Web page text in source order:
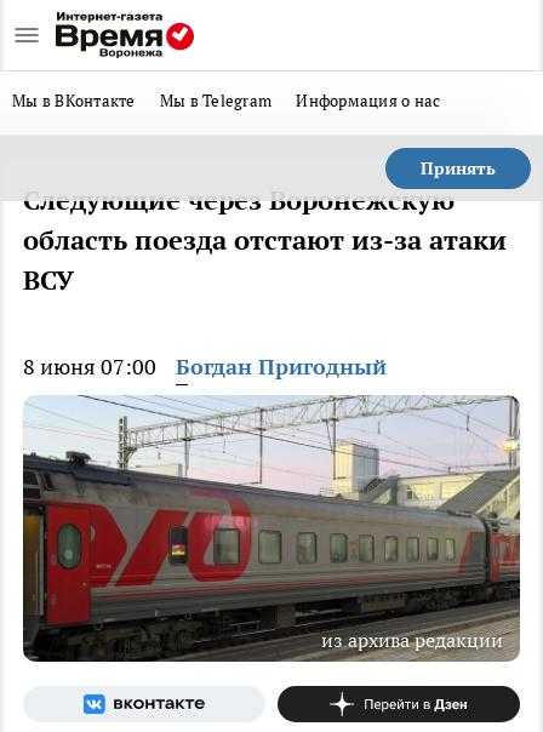
Мы в ВКонтакте Мы в Telegram Информация о нас
Принять
Следующие через Воронежскую
область поезда отстают из-за атаки
ВСУ
8 июня 07:00 Богдан Пригодный
из архива редакции